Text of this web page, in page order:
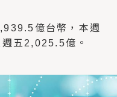
億台幣，本週
五2,025.5億。